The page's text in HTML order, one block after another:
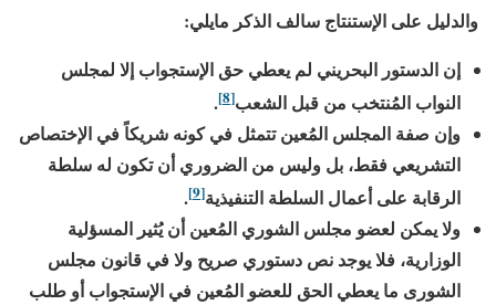
والدليل على الإستنتاج سالف الذكر مايلي:
إن الدستور البحريني لم يعطي حق الإستجواب إلا لمجلس
النواب المُنتخب من قبل الشعب[8]
.
وإن صفة المجلس المُعين تتمثل في كونه شريكاً في الإختصاص
التشريعي فقط، بل وليس من الضروري أن تكون له سلطة
الرقابة على أعمال السلطة التنفيذية[9]
.
ولا يمكن لعضو مجلس الشوري المُعين أن يُثير المسؤلية
الوزارية، فلا يوجد نص دستوري صريح ولا في قانون مجلس
الشورى ما يعطي الحق للعضو المُعين في الإستجواب أو طلب